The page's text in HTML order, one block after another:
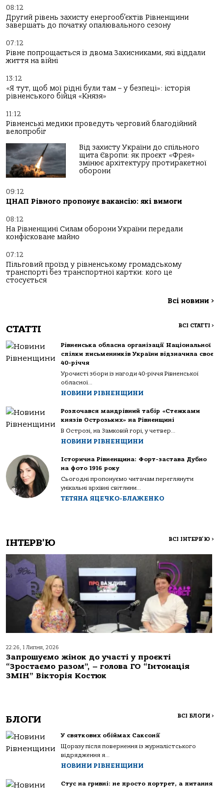
08:12
Другий рівень захисту енергооб’єктів Рівненщини
завершать до початку опалювального сезону
07:12
Рівне попрощається із двома Захисниками, які віддали
життя на війні
13:12
«Я тут, щоб мої рідні були там – у безпеці»: історія
рівненського бійця «Князя»
11:12
Рівненські медики проведуть черговий благодійний
велопробіг
Від захисту України до спільного
щита Європи: як проєкт «Фрея»
змінює архітектуру протиракетної
оборони
09:12
ЦНАП Рівного пропонує вакансію: які вимоги
08:12
На Рівненщині Силам оборони України передали
конфісковане майно
07:12
Пільговий проїзд у рівненському громадському
транспорті без транспортної картки: кого це
стосується
Всі новини >
СТАТТІ ВСІ СТАТТІ >
Рівненська обласна організації Національної
спілки письменників України відзначила своє
40-річчя
Урочисті збори із нагоди 40-річчя Рівненської
обласної...
НОВИНИ РІВНЕНЩИНИ
Розпочався мандрівний табір «Стежками
князів Острозьких» на Рівненщині
В Острозі, на Замковій горі, у четвер...
НОВИНИ РІВНЕНЩИНИ
Історична Рівненщина: Форт-застава Дубно
на фото 1916 року
Сьогодні пропонуємо читачам переглянути
унікальні архівні світлини...
ТЕТЯНА ЯЦЕЧКО-БЛАЖЕНКО
ІНТЕРВ'Ю ВСІ ІНТЕРВ'Ю >
22:26, 1 Липня, 2026
Запрошуємо жінок до участі у проєкті
“Зростаємо разом”, – голова ГО “Інтонація
ЗМІН” Вікторія Костюк
БЛОГИ ВСІ БЛОГИ >
У святкових обіймах Саксонії
Щоразу після повернення із журналістського
відрядження я...
НОВИНИ РІВНЕНЩИНИ
Стус на гривні: не просто портрет, а питання